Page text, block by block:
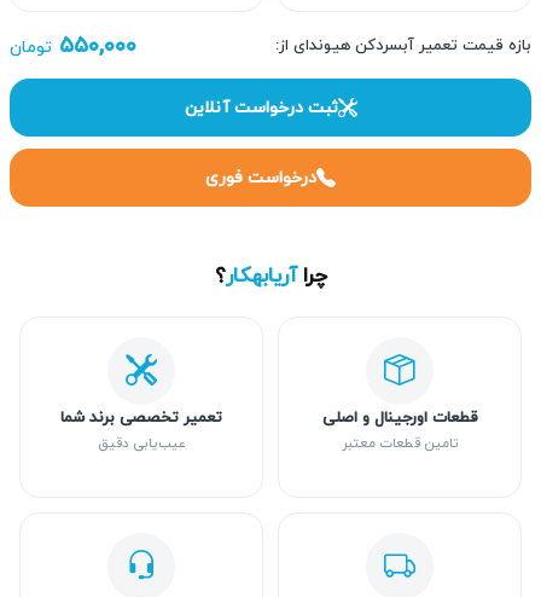
بازه قیمت تعمیر آبسردکن هیوندای از: ۵۵۰,۰۰۰ تومان
ثبت درخواست آنلاین
درخواست فوری
چراآریابهکار؟
قطعات اورجینال و اصلی
تامین قطعات معتبر
تعمیر تخصصی برند شما
عیب‌یابی دقیق